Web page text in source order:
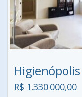
Higienópolis
R$ 1.330.000,00